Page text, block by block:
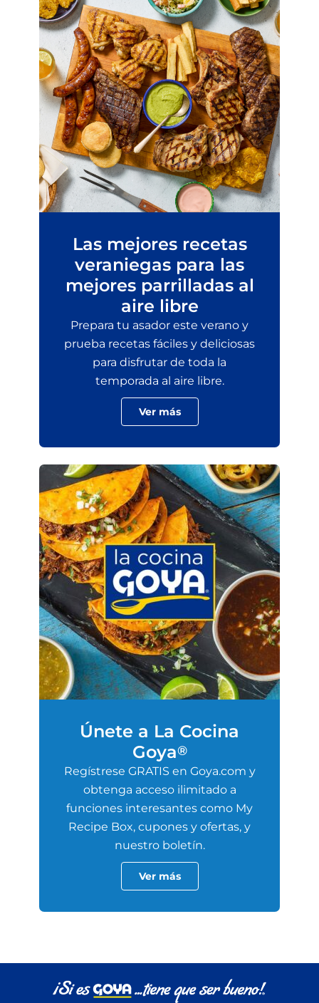
Las mejores recetas
veraniegas para las
mejores parrilladas al
aire libre
Prepara tu asador este verano y
prueba recetas fáciles y deliciosas
para disfrutar de toda la
temporada al aire libre.
Ver más
Únete a La Cocina
Goya®
Regístrese GRATIS en Goya.com y
obtenga acceso ilimitado a
funciones interesantes como My
Recipe Box, cupones y ofertas, y
nuestro boletín.
Ver más